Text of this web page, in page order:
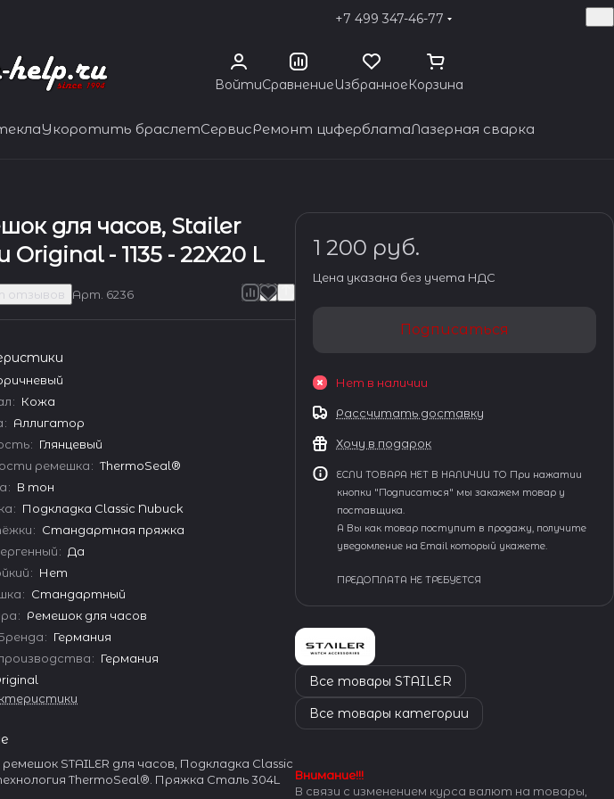
+7 499 347-46-77
ВойтиСравнениеИзбранноеКорзина
Укоротить браслетСервисРемонт циферблатаЛазерная сварка
для часов, Stailer
Original - 1135 - 22X20 L
отзывов Арт. 6236
: Кожа
: Аллигатор
: Глянцевый
ремешка: ThermoSeal®
: В тон
: Подкладка Classic Nubuck
: Стандартная пряжка
: Да
: Нет
: Стандартный
: Ремешок для часов
: Германия
: Германия
STAILER для часов, Подкладка Classic
ThermoSeal®. Пряжка Сталь 304L
1 200 руб.
Цена указана без учета НДС
Подписаться
Нет в наличии
Рассчитать доставку
Хочу в подарок
ЕСЛИ ТОВАРА НЕТ В НАЛИЧИИ ТО При нажатии
кнопки "Подписаться" мы закажем товар у
поставщика.
А Вы как товар поступит в продажу, получите
уведомление на Email который укажете.
ПРЕДОПЛАТА НЕ ТРЕБУЕТСЯ
Все товары STAILER
Все товары категории
Внимание!!!
В связи с изменением курса валют на товары,